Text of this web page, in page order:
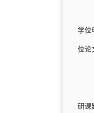
学位
位论
研课